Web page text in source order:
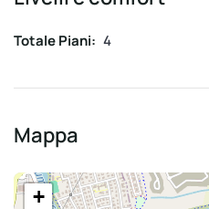
Totale Piani: 4
Mappa
+